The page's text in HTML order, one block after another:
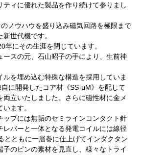
ィに優れた製品を作り続けて参りまし
ノウハウを盛り込み磁気回路を極限まで
世代機です。
にその生涯を閉じています。
スの元、石山昭子の手により、生前神
を埋め込む特殊な構造を採用していま
に開発したコア材《SS-μM》を配して
立いたしました。さらに磁性材に金メ
ます。
プには無垢のセミラインコンタクト針
バーと一体となる発電コイルには線径
とともに一層巻に仕上げてインダクタン
のピンの素材を見直し、様々なトライ